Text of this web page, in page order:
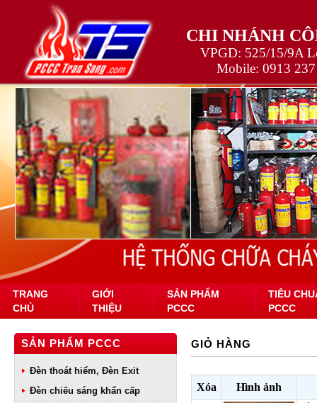
CHI NHÁNH
VPGD: 525/15/9A
Mobile: 0913
TRANG
CHỦ
GIỚI
THIỆU
SẢN PHẨM
PCCC
TIÊU
PCCC
SẢN PHẨM PCCC
Đèn thoát hiểm, Đèn Exit
Đèn chiếu sáng khẩn cấp
GIỎ HÀNG
Xóa Hình ảnh